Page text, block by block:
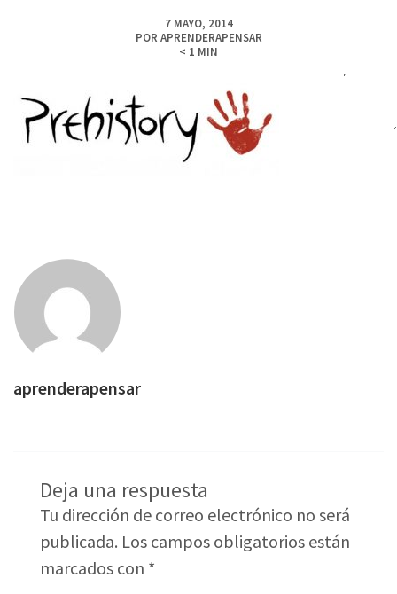
7 MAYO, 2014
POR APRENDERAPENSAR
< 1 MIN
aprenderapensar
Deja una respuesta
Tu dirección de correo electrónico no será
publicada. Los campos obligatorios están
marcados con *